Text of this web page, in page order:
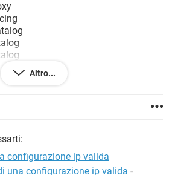
mi può aiutare?
Altro...
configurazione ip valida
una configurazione ip valida -